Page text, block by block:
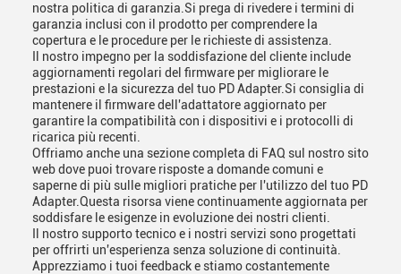
nostra politica di garanzia.Si prega di rivedere i termini di
garanzia inclusi con il prodotto per comprendere la
copertura e le procedure per le richieste di assistenza.
Il nostro impegno per la soddisfazione del cliente include
aggiornamenti regolari del firmware per migliorare le
prestazioni e la sicurezza del tuo PD Adapter.Si consiglia di
mantenere il firmware dell'adattatore aggiornato per
garantire la compatibilità con i dispositivi e i protocolli di
ricarica più recenti.
Offriamo anche una sezione completa di FAQ sul nostro sito
web dove puoi trovare risposte a domande comuni e
saperne di più sulle migliori pratiche per l'utilizzo del tuo PD
Adapter.Questa risorsa viene continuamente aggiornata per
soddisfare le esigenze in evoluzione dei nostri clienti.
Il nostro supporto tecnico e i nostri servizi sono progettati
per offrirti un'esperienza senza soluzione di continuità.
Apprezziamo i tuoi feedback e stiamo costantemente